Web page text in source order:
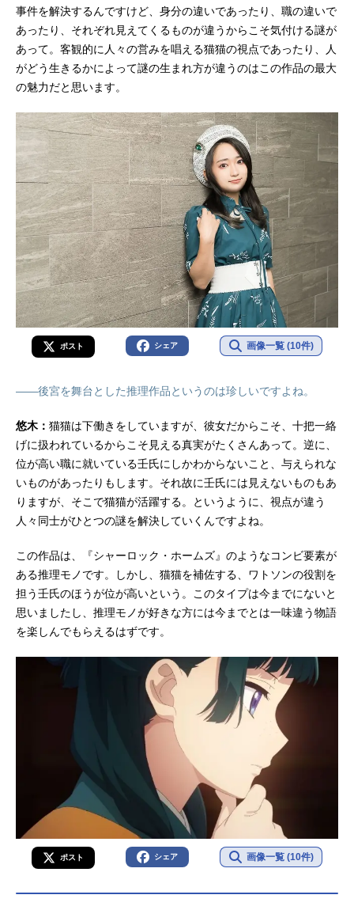
事件を解決するんですけど、身分の違いであったり、職の違いで
あったり、それぞれ見えてくるものが違うからこそ気付ける謎が
あって。客観的に人々の営みを唱える猫猫の視点であったり、人
がどう生きるかによって謎の生まれ方が違うのはこの作品の最大
の魅力だと思います。
ポスト シェア 画像一覧 (10件)
――後宮を舞台とした推理作品というのは珍しいですよね。
悠木： 猫猫は下働きをしていますが、彼女だからこそ、十把一絡
げに扱われているからこそ見える真実がたくさんあって。逆に、
位が高い職に就いている壬氏にしかわからないこと、与えられな
いものがあったりもします。それ故に壬氏には見えないものもあ
りますが、そこで猫猫が活躍する。というように、視点が違う
人々同士がひとつの謎を解決していくんですよね。
この作品は、『シャーロック・ホームズ』のようなコンビ要素が
ある推理モノです。しかし、猫猫を補佐する、ワトソンの役割を
担う壬氏のほうが位が高いという。このタイプは今までにないと
思いましたし、推理モノが好きな方には今までとは一味違う物語
を楽しんでもらえるはずです。
ポスト シェア 画像一覧 (10件)